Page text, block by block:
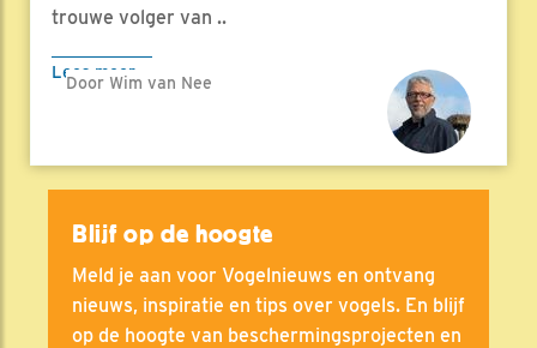
trouwe volger van ..
Lees meer
Door Wim van Nee
Blijf op de hoogte
Meld je aan voor Vogelnieuws en ontvang
nieuws, inspiratie en tips over vogels. En blijf
op de hoogte van beschermingsprojecten en